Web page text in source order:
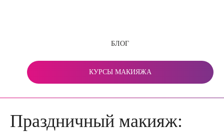
БЛОГ
КУРСЫ МАКИЯЖА
Праздничный макияж: